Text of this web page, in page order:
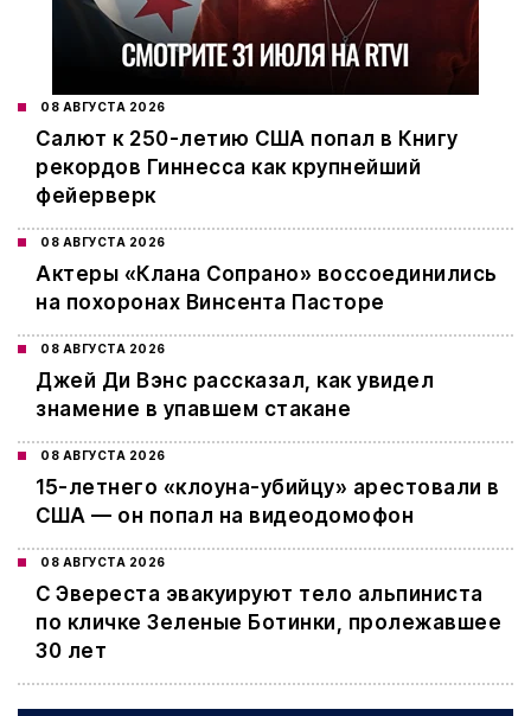
08 АВГУСТА 2026
Салют к 250-летию США попал в Книгу
рекордов Гиннесса как крупнейший
фейерверк
08 АВГУСТА 2026
Актеры «Клана Сопрано» воссоединились
на похоронах Винсента Пасторе
08 АВГУСТА 2026
Джей Ди Вэнс рассказал, как увидел
знамение в упавшем стакане
08 АВГУСТА 2026
15-летнего «клоуна-убийцу» арестовали в
США — он попал на видеодомофон
08 АВГУСТА 2026
С Эвереста эвакуируют тело альпиниста
по кличке Зеленые Ботинки, пролежавшее
30 лет